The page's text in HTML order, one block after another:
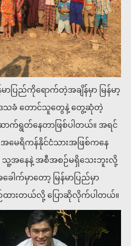
ပြည်ကိုရောက်တဲ့အချိန်မှာ မြန်မာ့
သခံ တောင်သူတွေနဲ့ တွေ့ဆုံတဲ့
ာက်ရွတ်နေတာဖြစ်ပါတယ်။ အရင်
ေရိကန်နိုင်ငံသားအဖြစ်ကနေ
သူ့အနေနဲ့ အစီအစဉ်မရှိသေးဘူးလို့
ါက်မှာတော့ မြန်မာပြည်မှာ
ဉ်ထားတယ်လို့ ပြောဆိုလိုက်ပါတယ်။